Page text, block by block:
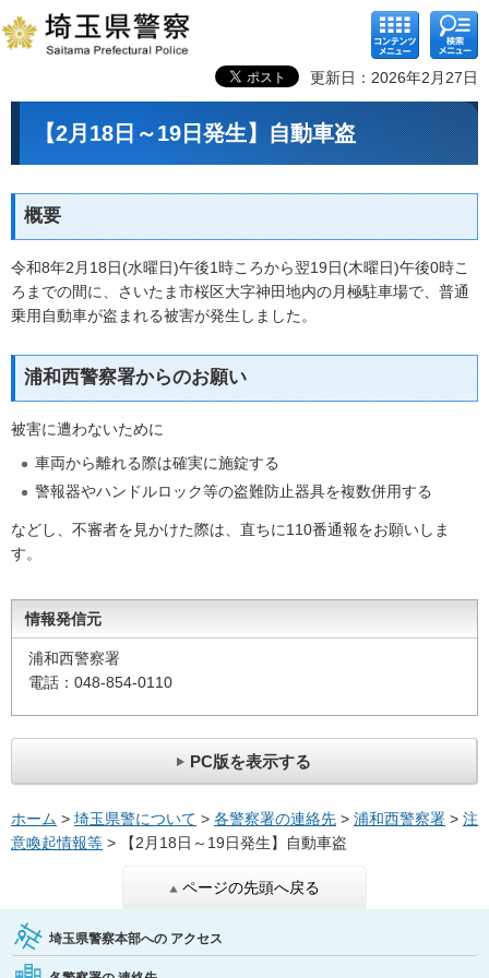
コンテ
ンツメ
ニュー
検索メ
ニュー
更新日：2026年2月27日
【2月18日～19日発生】自動車盗
概要
令和8年2月18日(水曜日)午後1時ころから翌19日(木曜日)午後0時こ
ろまでの間に、さいたま市桜区大字神田地内の月極駐車場で、普通
乗用自動車が盗まれる被害が発生しました。
浦和西警察署からのお願い
被害に遭わないために
車両から離れる際は確実に施錠する
警報器やハンドルロック等の盗難防止器具を複数併用する
などし、不審者を見かけた際は、直ちに110番通報をお願いしま
す。
情報発信元
浦和西警察署
電話：048-854-0110
PC版を表示する
ホーム > 埼玉県警について > 各警察署の連絡先 > 浦和西警察署 > 注
意喚起情報等 > 【2月18日～19日発生】自動車盗
ページの先頭へ戻る
埼玉県警察本部への アクセス